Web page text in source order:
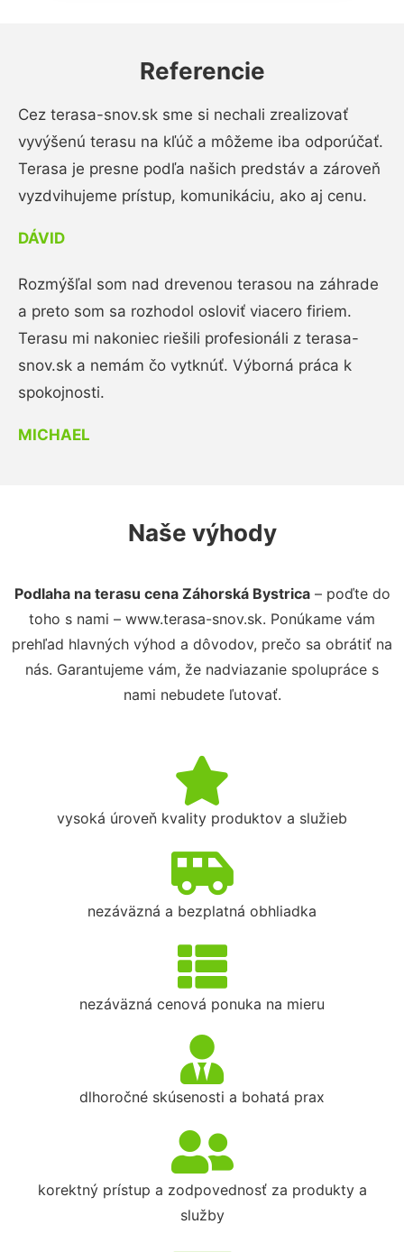
Referencie
Cez terasa-snov.sk sme si nechali zrealizovať
vyvýšenú terasu na kľúč a môžeme iba odporúčať.
Terasa je presne podľa našich predstáv a zároveň
vyzdvihujeme prístup, komunikáciu, ako aj cenu.
DÁVID
Rozmýšľal som nad drevenou terasou na záhrade
a preto som sa rozhodol osloviť viacero firiem.
Terasu mi nakoniec riešili profesionáli z terasa-
snov.sk a nemám čo vytknúť. Výborná práca k
spokojnosti.
MICHAEL
Naše výhody
Podlaha na terasu cena Záhorská Bystrica– poďte do
toho s nami – www.terasa-snov.sk. Ponúkame vám
prehľad hlavných výhod a dôvodov, prečo sa obrátiť na
nás. Garantujeme vám, že nadviazanie spolupráce s
nami nebudete ľutovať.
vysoká úroveň kvality produktov a služieb
nezáväzná a bezplatná obhliadka
nezáväzná cenová ponuka na mieru
dlhoročné skúsenosti a bohatá prax
korektný prístup a zodpovednosť za produkty a
služby